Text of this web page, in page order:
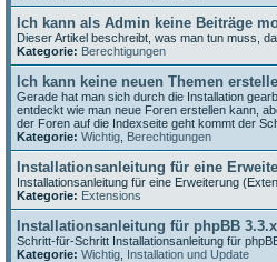
Ich kann als Admin keine Beiträge
Dieser Artikel beschreibt, was man tun muss,
Kategorie: Berechtigungen
Ich kann keine neuen Themen
Gerade hat man sich durch die Installation
entdeckt wie man neue Foren erstellen kann,
der Foren auf die Indexseite geht kommt der
Kategorie: Wichtig Berechtigungen
Installationsanleitung für eine
Installationsanleitung für eine Erweiterung
Kategorie: Extensions
Installationsanleitung für phpBB 3.3.x
Schritt-für-Schritt Installationsanleitung für
Kategorie: Wichtig Installation und Update